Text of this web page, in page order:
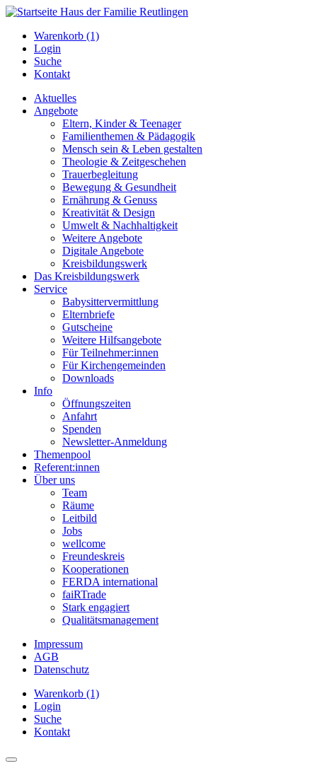
Warenkorb (1)
Login
Suche
Kontakt
Aktuelles
Angebote
Eltern, Kinder & Teenager
Familienthemen & Pädagogik
Mensch sein & Leben gestalten
Theologie & Zeitgeschehen
Trauerbegleitung
Bewegung & Gesundheit
Ernährung & Genuss
Kreativität & Design
Umwelt & Nachhaltigkeit
Weitere Angebote
Digitale Angebote
Kreisbildungswerk
Das Kreisbildungswerk
Service
Babysittervermittlung
Elternbriefe
Gutscheine
Weitere Hilfsangebote
Für Teilnehmer:innen
Für Kirchengemeinden
Downloads
Info
Öffnungszeiten
Anfahrt
Spenden
Newsletter-Anmeldung
Themenpool
Referent:innen
Über uns
Team
Räume
Leitbild
Jobs
wellcome
Freundeskreis
Kooperationen
FERDA international
faiRTrade
Stark engagiert
Qualitätsmanagement
Impressum
AGB
Datenschutz
Warenkorb (1)
Login
Suche
Kontakt